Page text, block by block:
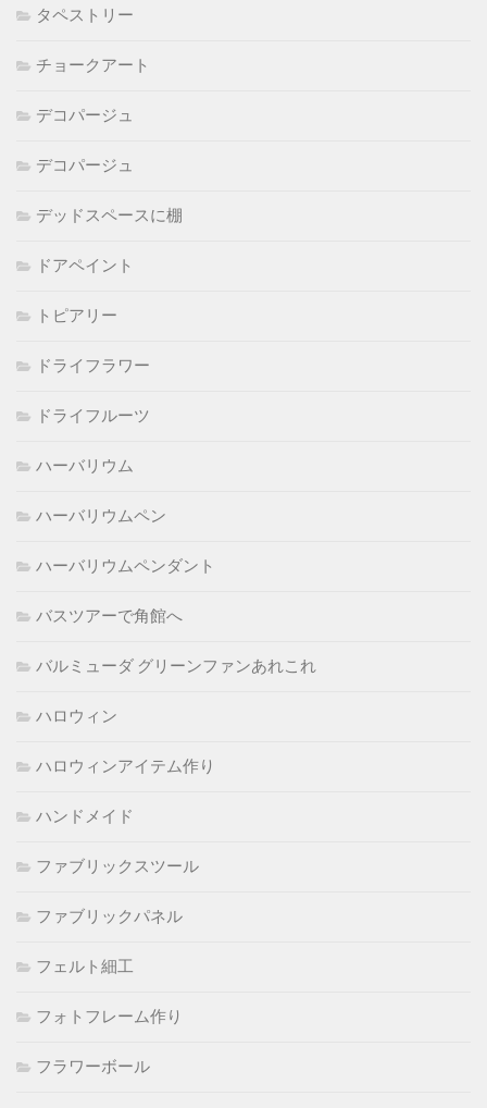
タペストリー
チョークアート
デコパージュ
デコパージュ
デッドスペースに棚
ドアペイント
トピアリー
ドライフラワー
ドライフルーツ
ハーバリウム
ハーバリウムペン
ハーバリウムペンダント
バスツアーで角館へ
バルミューダ グリーンファンあれこれ
ハロウィン
ハロウィンアイテム作り
ハンドメイド
ファブリックスツール
ファブリックパネル
フェルト細工
フォトフレーム作り
フラワーボール